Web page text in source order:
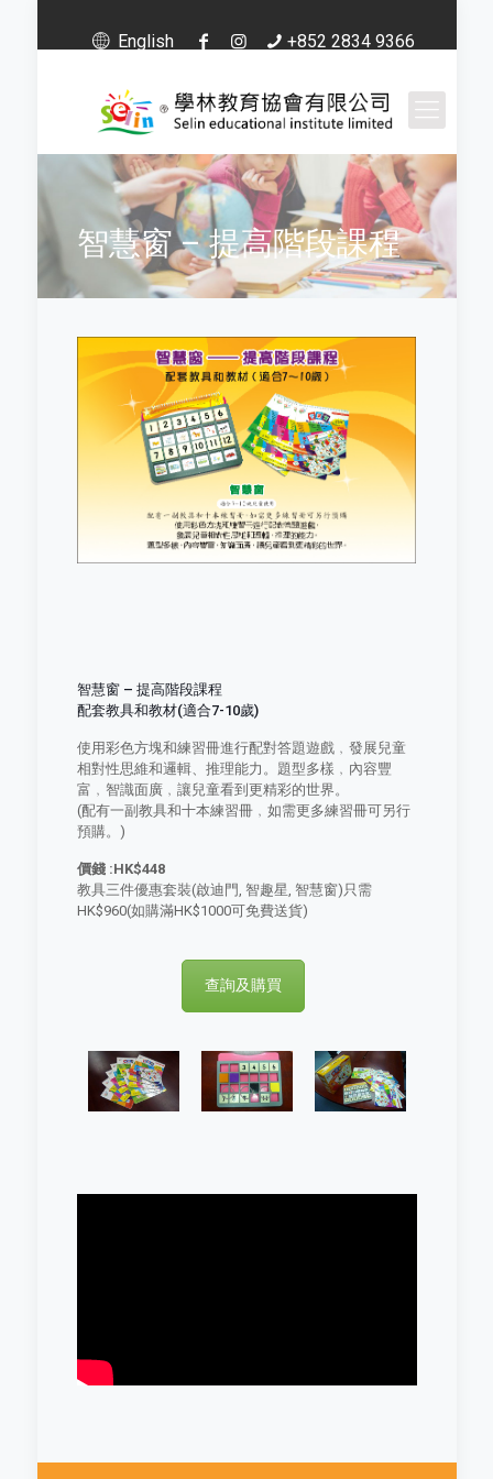
+852 2834 9366
English
智慧窗 – 提高階段課程
智慧窗 – 提高階段課程
配套教具和教材(適合7-10歲)
使用彩色方塊和練習冊進行配對答題遊戲﹐發展兒童
相對性思維和邏輯、推理能力。題型多樣﹐內容豐
富﹐智識面廣﹐讓兒童看到更精彩的世界。
(配有一副教具和十本練習冊﹐如需更多練習冊可另行
預購。)
價錢 :HK$448
教具三件優惠套裝(啟迪門, 智趣星, 智慧窗)只需
HK$960(如購滿HK$1000可免費送貨)
查詢及購買